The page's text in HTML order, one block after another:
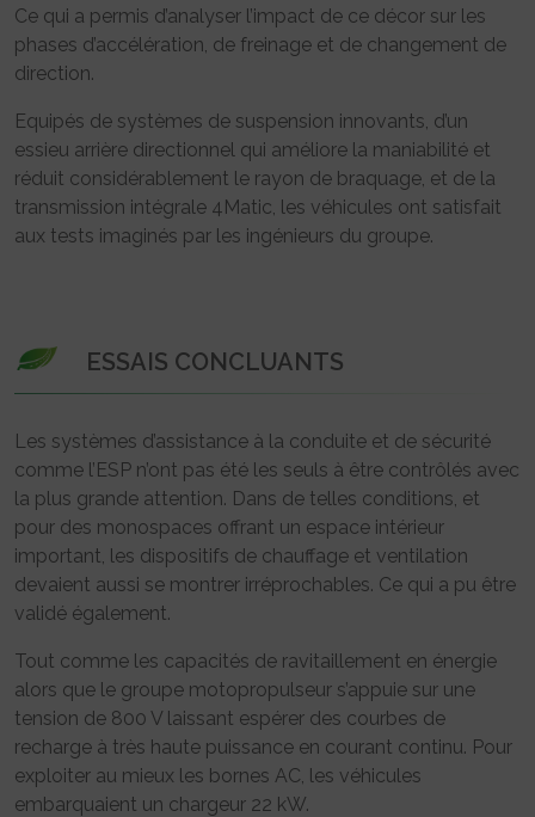
Ce qui a permis d’analyser l’impact de ce décor sur les
phases d’accélération, de freinage et de changement de
direction.
Equipés de systèmes de suspension innovants, d’un
essieu arrière directionnel qui améliore la maniabilité et
réduit considérablement le rayon de braquage, et de la
transmission intégrale 4Matic, les véhicules ont satisfait
aux tests imaginés par les ingénieurs du groupe.
ESSAIS CONCLUANTS
Les systèmes d’assistance à la conduite et de sécurité
comme l’ESP n’ont pas été les seuls à être contrôlés avec
la plus grande attention. Dans de telles conditions, et
pour des monospaces offrant un espace intérieur
important, les dispositifs de chauffage et ventilation
devaient aussi se montrer irréprochables. Ce qui a pu être
validé également.
Tout comme les capacités de ravitaillement en énergie
alors que le groupe motopropulseur s’appuie sur une
tension de 800 V laissant espérer des courbes de
recharge à très haute puissance en courant continu. Pour
exploiter au mieux les bornes AC, les véhicules
embarquaient un chargeur 22 kW.